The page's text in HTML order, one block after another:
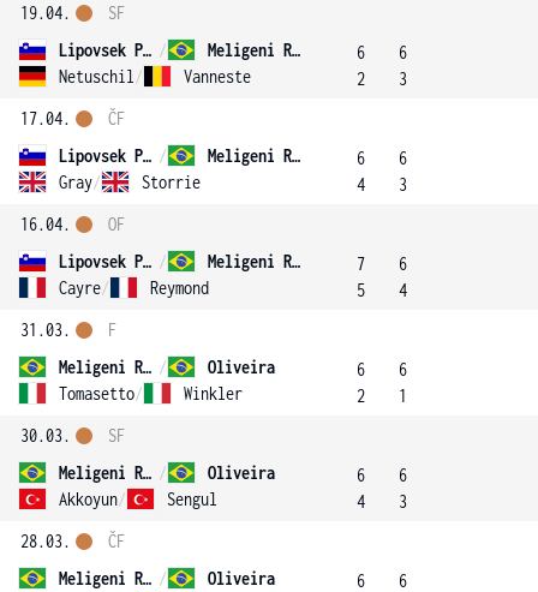
19.04.
Lipovsek Puches /
Meligeni Rodrigues Alves
Netuschil / Vanneste
SF
6
2
6
3
17.04.
Lipovsek Puches /
Meligeni Rodrigues Alves
Gray/ Storrie
ČF
6
4
6
3
16.04.
Lipovsek Puches /
Meligeni Rodrigues Alves
Cayre/ Reymond
OF
7
5
6
4
31.03.
Meligeni Rodrigues Alves /
Oliveira
Tomasetto/ Winkler
F
6
2
6
1
30.03.
Meligeni Rodrigues Alves /
Oliveira
Akkoyun/ Sengul
SF
6
4
6
3
28.03.
Meligeni Rodrigues Alves /
Oliveira
ČF
6
6